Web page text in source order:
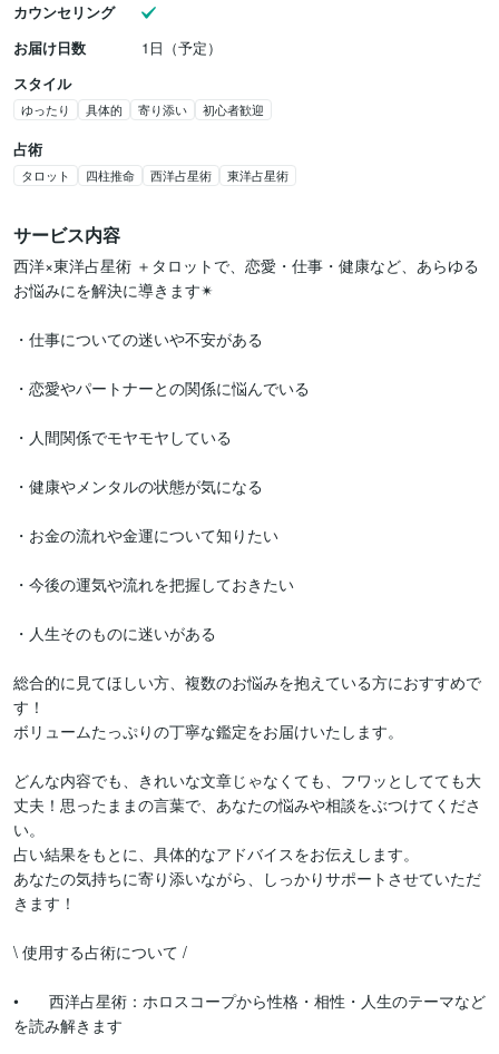
カウンセリング
お届け日数
1日（予定）
スタイル
ゆったり 具体的 寄り添い 初心者歓迎
占術
タロット 四柱推命 西洋占星術 東洋占星術
サービス内容
西洋×東洋占星術 ＋タロットで、恋愛・仕事・健康など、あらゆる
お悩みにを解決に導きます✴︎
・仕事についての迷いや不安がある
・恋愛やパートナーとの関係に悩んでいる
・人間関係でモヤモヤしている
・健康やメンタルの状態が気になる
・お金の流れや金運について知りたい
・今後の運気や流れを把握しておきたい
・人生そのものに迷いがある
総合的に見てほしい方、複数のお悩みを抱えている方におすすめで
す！
ボリュームたっぷりの丁寧な鑑定をお届けいたします。
どんな内容でも、きれいな文章じゃなくても、フワッとしてても大
丈夫！思ったままの言葉で、あなたの悩みや相談をぶつけてくださ
い。
占い結果をもとに、具体的なアドバイスをお伝えします。
あなたの気持ちに寄り添いながら、しっかりサポートさせていただ
きます！
\ 使用する占術について /
•	西洋占星術：ホロスコープから性格・相性・人生のテーマなど
を読み解きます